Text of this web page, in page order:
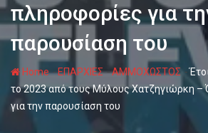
πληροφορίες για
παρουσίαση του
Home-ΕΠΑΡΧΙΕΣ-ΑΜΜΟΧΩΣΤΟΣ-
το 2023 από τους Μύλους Χατζηγιώρκη –
για την παρουσίαση του